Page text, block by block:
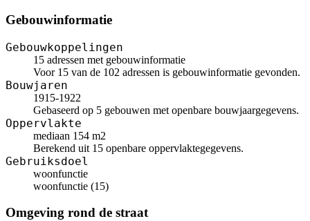
Gebouwinformatie
Gebouwkoppelingen
15 adressen met gebouwinformatie
Voor 15 van de 102 adressen is gebouwinformatie gevonden.
Bouwjaren
1915-1922
Gebaseerd op 5 gebouwen met openbare bouwjaargegevens.
Oppervlakte
mediaan 154 m2
Berekend uit 15 openbare oppervlaktegegevens.
Gebruiksdoel
woonfunctie
woonfunctie (15)
Omgeving rond de straat